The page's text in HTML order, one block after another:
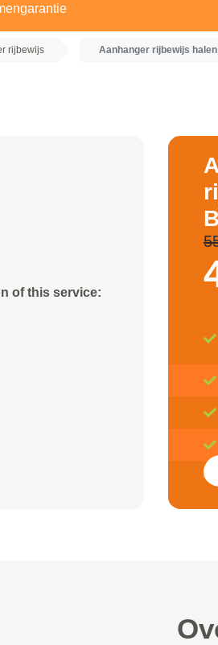
rijbewijs Aanhanger rijbewijs
of this service: